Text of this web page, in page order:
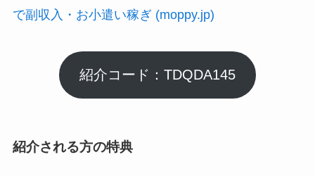
で副収入・お小遣い稼ぎ (moppy.jp)
紹介コード：TDQDA145
紹介される方の特典